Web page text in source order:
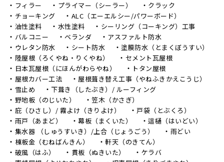
フィラー プライマー（シーラー）
クラック
チョーキング
ALC（エーエルシー/パワーボード）
油性塗料
水性塗料
シーリング（コーキング）工事
バルコニー
ベランダ
アスファルト防水
ウレタン防水
シート防水
塗膜防水（とまくぼうすい）
陸屋根（ろくやね・りくやね）
セメント瓦屋根
日本瓦屋根（にほんがわらやね）
トタン屋根
屋根カバー工法
屋根葺き替え工事（やねふきかえこうじ）
雪止め
下葺き（したぶき）/ ルーフィング
野地板（のじいた）
笠木（かさぎ）
庇（ひさし）/ 霧よけ（きりよけ）
戸袋（とぶくろ）
雨戸（あまど）
幕板（まくいた）
這樋（はいどい）
集水器 （しゅうすいき）/上合（じょうごう）
雨どい
棟板金（むねばんきん）
軒天（のきてん）
破風（はふ）
貫板（ぬきいた）
ケラバ